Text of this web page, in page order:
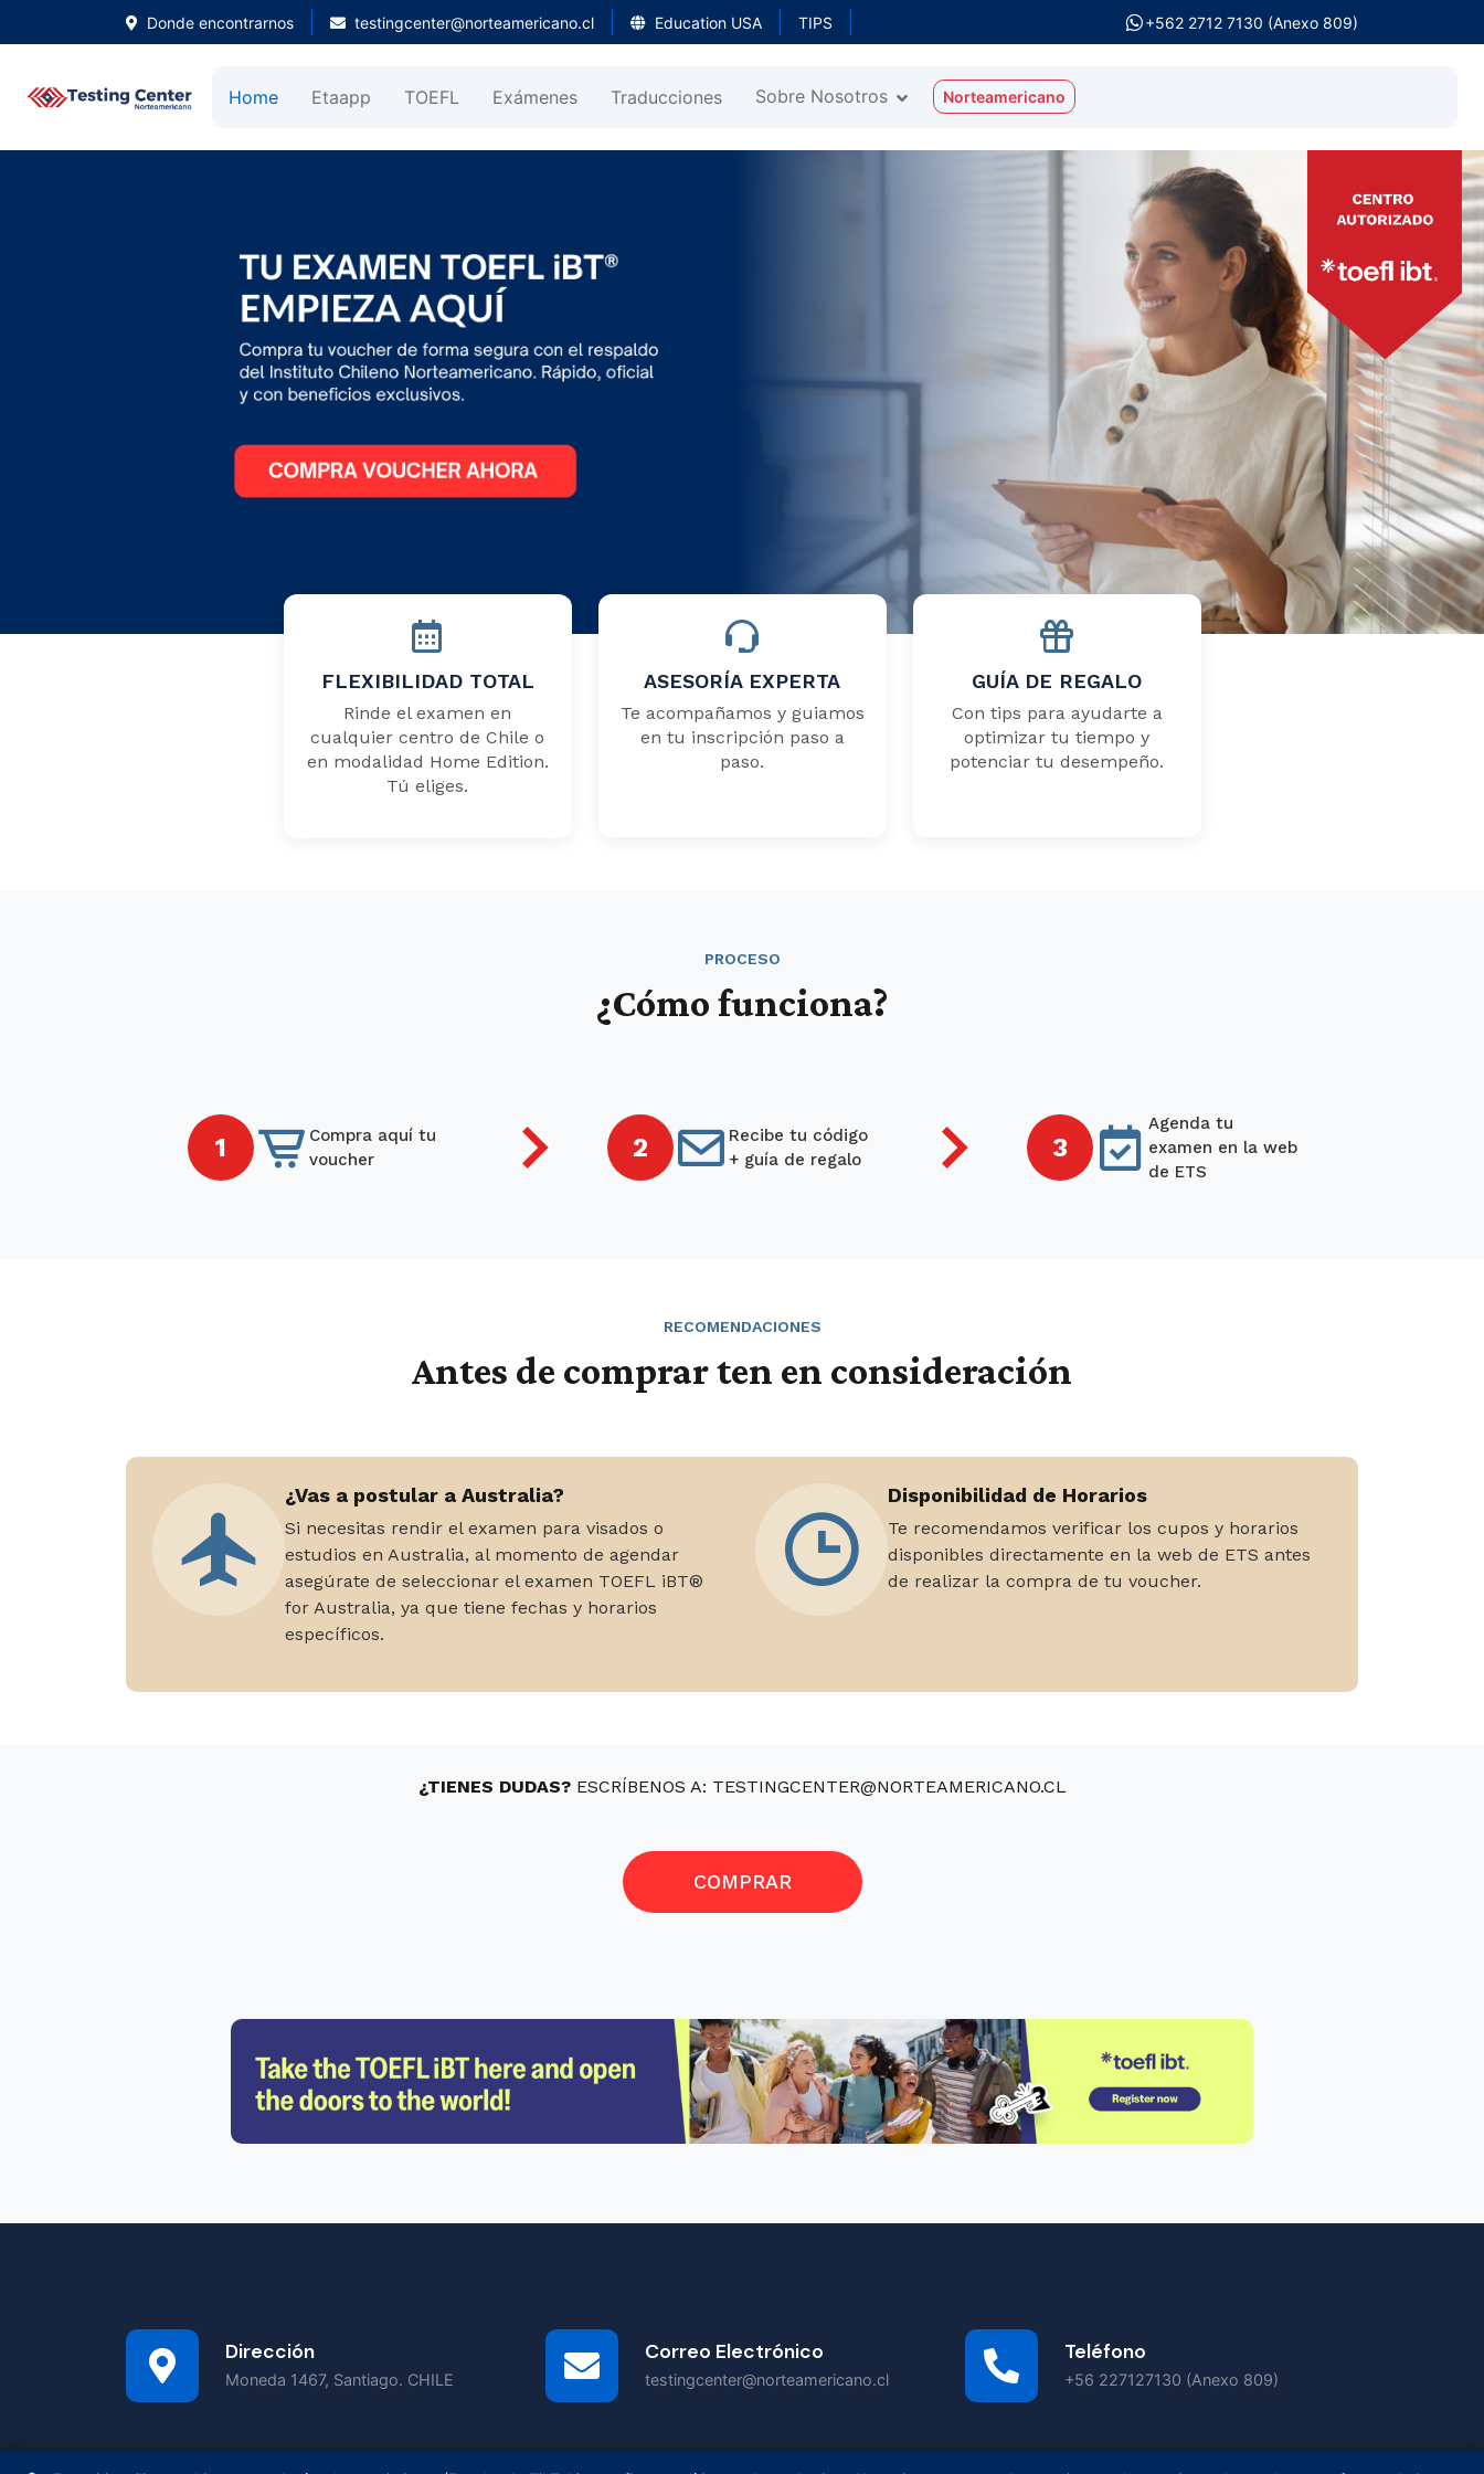
Donde encontrarnos testingcenter@norteamericano.cl Education USA TIPS +562 2712 7130 (Anexo 809)
Home Etaapp TOEFL Exámenes Traducciones Sobre Nosotros Norteamericano
FLEXIBILIDAD TOTAL
Rinde el examen en
cualquier centro de Chile o
en modalidad Home Edition.
Tú eliges.
ASESORÍA EXPERTA
Te acompañamos y guiamos
en tu inscripción paso a
paso.
GUÍA DE REGALO
Con tips para ayudarte a
optimizar tu tiempo y
potenciar tu desempeño.
PROCESO
¿Cómo funciona?
1
Compra aquí tu
voucher
2
Recibe tu código
+ guía de regalo
3
Agenda tu
examen en la web
de ETS
RECOMENDACIONES
Antes de comprar ten en consideración
¿Vas a postular a Australia?
Si necesitas rendir el examen para visados o
estudios en Australia, al momento de agendar
asegúrate de seleccionar el examen TOEFL iBT®
for Australia, ya que tiene fechas y horarios
específicos.
Disponibilidad de Horarios
Te recomendamos verificar los cupos y horarios
disponibles directamente en la web de ETS antes
de realizar la compra de tu voucher.
¿TIENES DUDAS?ESCRÍBENOS A: TESTINGCENTER@NORTEAMERICANO.CL
COMPRAR
Dirección
Moneda 1467, Santiago. CHILE
Correo Electrónico
testingcenter@norteamericano.cl
Teléfono
+56 227127130 (Anexo 809)